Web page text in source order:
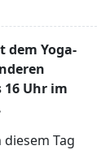
dem Yoga-
16 Uhr im
Tag